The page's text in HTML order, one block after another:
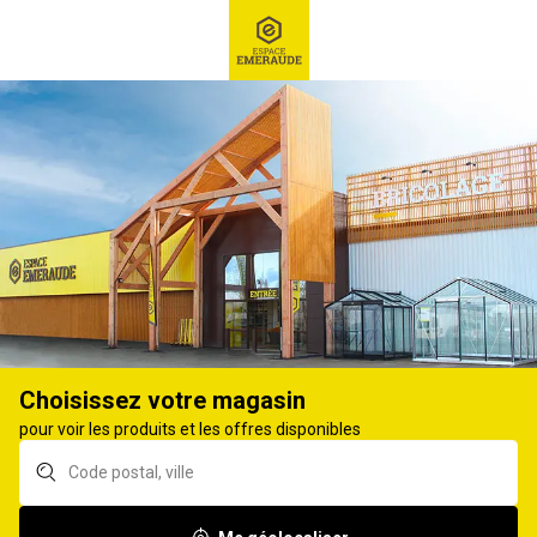
Ex : Robot tondeuse, ...
Accueil
MOTOCULTEUR OU MOTOBINEUSE : QUELS
OUTILS DE JARDINAGE UTILISER POUR
LABOURER LA TERRE ?
Avant de semer votre belle pelouse ou votre potager, il vous faut
préparer la terre. Mais vous n'avez plus besoin de vous fatiguer
en utilisant une bêche et une binette ! Vous pouvez tout
simplement vous procurer
Ces outils motorisés vous faciliteront grandement la tâche tout
en réduisant le temps de travail. Alors, lequel choisir ? Suivez le
Choisissez votre magasin
pour voir les produits et les offres disponibles